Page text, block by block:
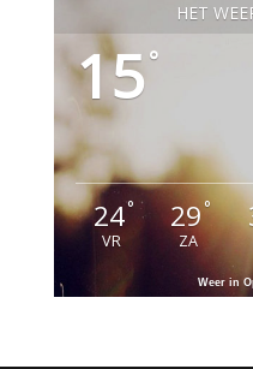
HET
15°
24°
VR
29°
ZA
Weer in